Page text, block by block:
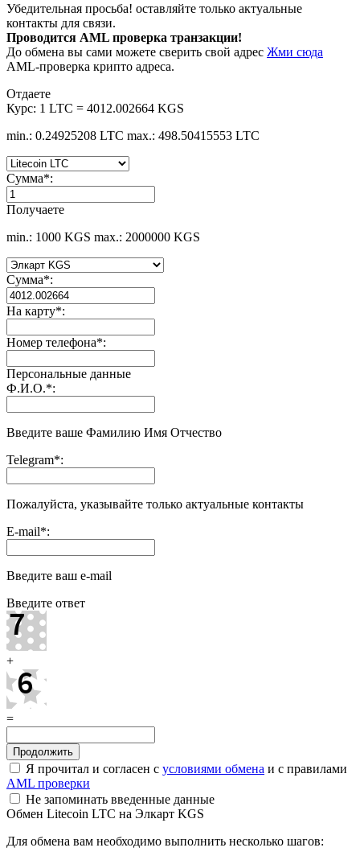
Убедительная просьба! оставляйте только актуальные
контакты для связи.
Проводится AML проверка транзакции!
До обмена вы сами можете сверить свой адрес Жми сюда
AML-проверка крипто адреса.
Отдаете
Курс: 1 LTC = 4012.002664 KGS
min.: 0.24925208 LTC max.: 498.50415553 LTC
Сумма*:
Получаете
min.: 1000 KGS max.: 2000000 KGS
Сумма*:
На карту*:
Номер телефона*:
Персональные данные
Ф.И.О.*:
Введите ваше Фамилию Имя Отчество
Telegram*:
Пожалуйста, указывайте только актуальные контакты
E-mail*:
Введите ваш e-mail
Введите ответ
+
=
Я прочитал и согласен с условиями обмена и с правилами
AML проверки
Не запоминать введенные данные
Обмен Litecoin LTC на Элкарт KGS
Для обмена вам необходимо выполнить несколько шагов: